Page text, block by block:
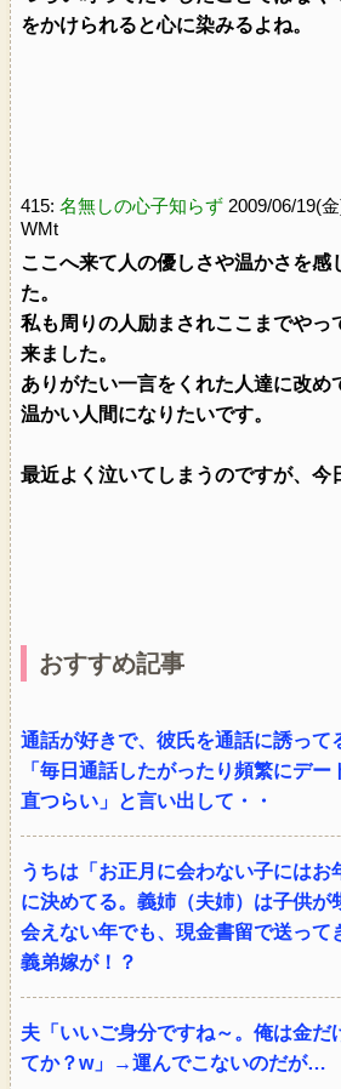
をかけられると心に染みるよね。
415: 名無しの心子知らず 2009/06/19(
WMt
ここへ来て人の優しさや温かさを感
た。
私も周りの人励まされここまでやっ
来ました。
ありがたい一言をくれた人達に改め
温かい人間になりたいです。
最近よく泣いてしまうのですが、今
おすすめ記事
通話が好きで、彼氏を通話に誘って
「毎日通話したがったり頻繁にデ
直つらい」と言い出して・・
うちは「お正月に会わない子にはお
に決めてる。義姉（夫姉）は子供が
会えない年でも、現金書留で送っ
義弟嫁が！？
夫「いいご身分ですね～。俺は金だ
てか？w」→運んでこないのだが…